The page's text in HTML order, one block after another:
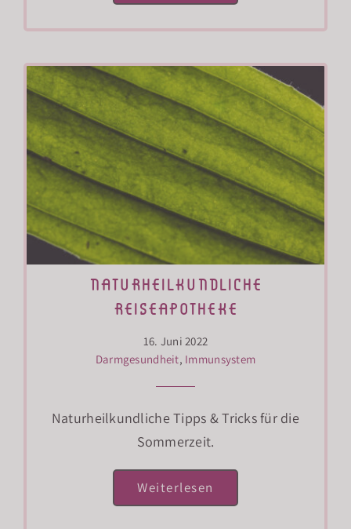
naturheilkundliche
reiseapotheke
16. Juni 2022
Darmgesundheit, Immunsystem
Naturheilkundliche Tipps & Tricks für die
Sommerzeit.
Weiterlesen